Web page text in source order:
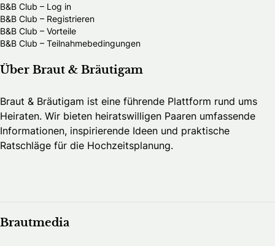
B&B Club – Log in
B&B Club – Registrieren
B&B Club – Vorteile
B&B Club – Teilnahmebedingungen
Über Braut & Bräutigam
Braut & Bräutigam ist eine führende Plattform rund ums
Heiraten. Wir bieten heiratswilligen Paaren umfassende
Informationen, inspirierende Ideen und praktische
Ratschläge für die Hochzeitsplanung.
Brautmedia